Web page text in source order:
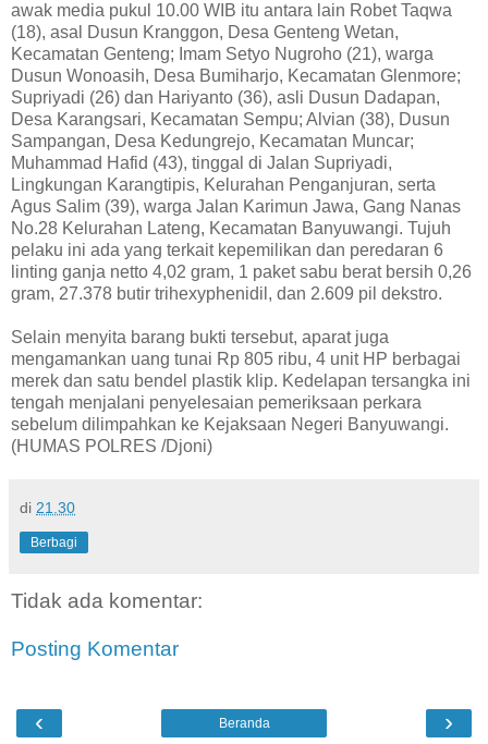
awak media pukul 10.00 WIB itu antara lain Robet Taqwa
(18), asal Dusun Kranggon, Desa Genteng Wetan,
Kecamatan Genteng; Imam Setyo Nugroho (21), warga
Dusun Wonoasih, Desa Bumiharjo, Kecamatan Glenmore;
Supriyadi (26) dan Hariyanto (36), asli Dusun Dadapan,
Desa Karangsari, Kecamatan Sempu; Alvian (38), Dusun
Sampangan, Desa Kedungrejo, Kecamatan Muncar;
Muhammad Hafid (43), tinggal di Jalan Supriyadi,
Lingkungan Karangtipis, Kelurahan Penganjuran, serta
Agus Salim (39), warga Jalan Karimun Jawa, Gang Nanas
No.28 Kelurahan Lateng, Kecamatan Banyuwangi. Tujuh
pelaku ini ada yang terkait kepemilikan dan peredaran 6
linting ganja netto 4,02 gram, 1 paket sabu berat bersih 0,26
gram, 27.378 butir trihexyphenidil, dan 2.609 pil dekstro.
Selain menyita barang bukti tersebut, aparat juga
mengamankan uang tunai Rp 805 ribu, 4 unit HP berbagai
merek dan satu bendel plastik klip. Kedelapan tersangka ini
tengah menjalani penyelesaian pemeriksaan perkara
sebelum dilimpahkan ke Kejaksaan Negeri Banyuwangi.
(HUMAS POLRES /Djoni)
di 21.30
Berbagi
Tidak ada komentar:
Posting Komentar
‹ ›
Beranda